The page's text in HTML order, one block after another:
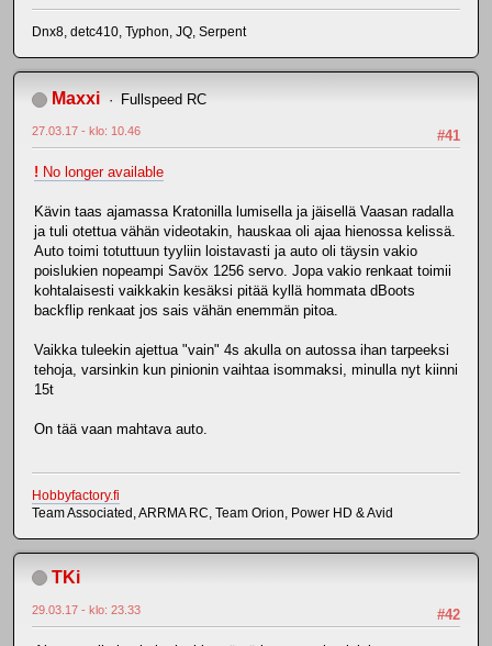
Dnx8, detc410, Typhon, JQ, Serpent
Maxxi Fullspeed RC
#41
27.03.17 - klo: 10.46
! No longer available
Kävin taas ajamassa Kratonilla lumisella ja jäisellä Vaasan radalla
ja tuli otettua vähän videotakin, hauskaa oli ajaa hienossa kelissä.
Auto toimi totuttuun tyyliin loistavasti ja auto oli täysin vakio
poislukien nopeampi Savöx 1256 servo. Jopa vakio renkaat toimii
kohtalaisesti vaikkakin kesäksi pitää kyllä hommata dBoots
backflip renkaat jos sais vähän enemmän pitoa.
Vaikka tuleekin ajettua "vain" 4s akulla on autossa ihan tarpeeksi
tehoja, varsinkin kun pinionin vaihtaa isommaksi, minulla nyt kiinni
15t
On tää vaan mahtava auto.
Hobbyfactory.fi
Team Associated, ARRMA RC, Team Orion, Power HD & Avid
TKi
#42
29.03.17 - klo: 23.33